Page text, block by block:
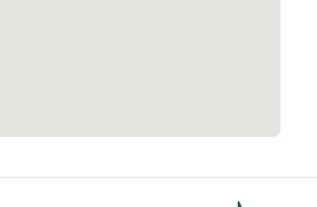
বোর্ড হটলাইন